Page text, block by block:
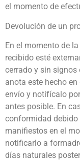
el momento de
Devolución de un
En el momento de
recibido esté
cerrado y sin
anota este hecho
envío y notifícalo
antes posible. En
conformidad debido
manifiestos en el
notificarlo a
días naturales